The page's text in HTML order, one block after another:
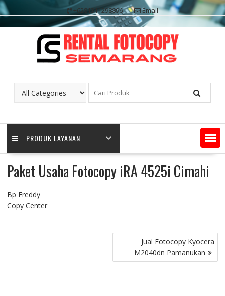
Skip
to
content
+6281311298896 Email
PRODUK LAYANAN
Paket Usaha Fotocopy iRA 4525i Cimahi
Bp Freddy
Copy Center
Jual Fotocopy Kyocera
M2040dn Pamanukan